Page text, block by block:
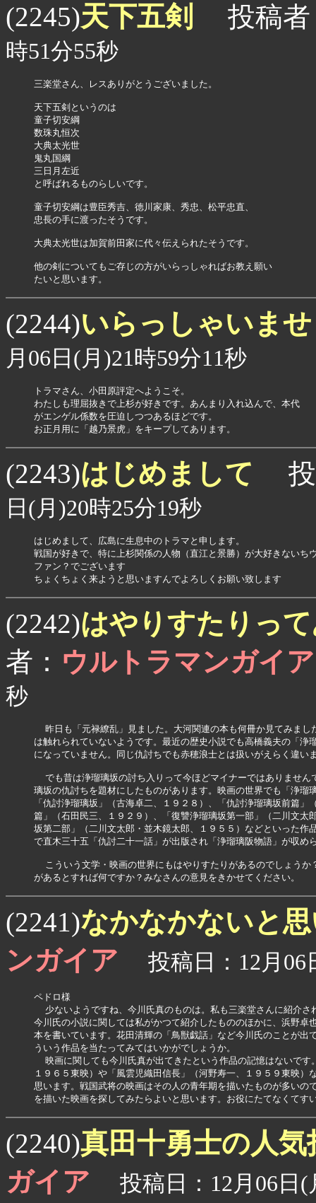
(2245)天下五剣 投稿者
時51分55秒
三楽堂さん、レスありがとうございました。
天下五剣というのは
童子切安綱
数珠丸恒次
大典太光世
鬼丸国綱
三日月左近
と呼ばれるものらしいです。
童子切安綱は豊臣秀吉、徳川家康、秀忠、松平忠直、
忠長の手に渡ったそうです。
大典太光世は加賀前田家に代々伝えられたそうです。
他の剣についてもご存じの方がいらっしゃればお教え願い
(2244)いらっしゃいま
月06日(月)21時59分11秒
トラマさん、小田原評定へようこそ。
わたしも理屈抜きで上杉が好きです。あんまり入れ込んで、本代
がエンゲル係数を圧迫しつつあるほどです。
お正月用に「越乃景虎」をキープしてあります。
(2243)はじめまして 投
日(月)20時25分19秒
はじめまして、広島に生息中のトラマと申します。
戦国が好きで、特に上杉関係の人物（直江と景勝）が大好きないち
ファン？でございます
ちょくちょく来ようと思いますんでよろしくお願い致します
(2242)はやりすたりっ
者： ウルトラマンガイア
秒
昨日も「元禄繚乱」見ました。大河関連の本も何冊か見てみまし
は触れられていないようです。最近の歴史小説でも高橋義夫の「浄
になっていません。同じ仇討ちでも赤穂浪士とは扱いがえらく違い
でも昔は浄瑠璃坂の討ち入りって今ほどマイナーではありません
璃坂の仇討ちを題材にしたものがあります。映画の世界でも「浄瑠
「仇討浄瑠璃坂」（古海卓二、１９２８）、「仇討浄瑠璃坂前篇
篇」（石田民三、１９２９）、「復讐浄瑠璃坂第一部」（二川文太
坂第二部」（二川文太郎・並木鏡太郎、１９５５）などといった作
で直木三十五「仇討二十一話」が出版され「浄瑠璃阪物語」が収め
こういう文学・映画の世界にもはやりすたりがあるのでしょうか
があるとすれば何ですか？みなさんの意見をきかせてください。
(2241)なかなかないと
ンガイア 投稿日：12月06
ペドロ様
少ないようですね、今川氏真のものは。私も三楽堂さんに紹介さ
今川氏の小説に関しては私がかつて紹介したもののほかに、浜野卓
本を書いています。花田清輝の「鳥獣戯話」など今川氏のことが出
ういう作品を当たってみてはいかがでしょうか。
映画に関しても今川氏真が出てきたという作品の記憶はないです
１９６５東映）や「風雲児織田信長」（河野寿一、１９５９東映）
思います。戦国武将の映画はその人の青年期を描いたものが多いの
を描いた映画を探してみたらよいと思います。お役にたてなくてす
(2240)真田十勇士の人
ガイア 投稿日：12月06日(